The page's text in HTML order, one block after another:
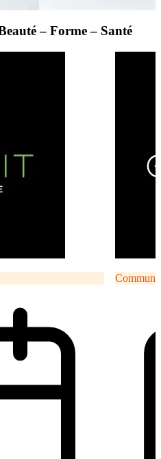
– Forme – Santé